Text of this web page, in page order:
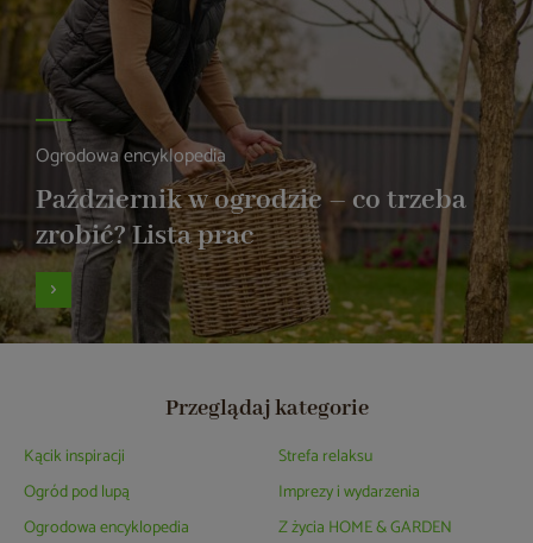
Ogrodowa encyklopedia
Październik w ogrodzie – co trzeba
zrobić? Lista prac
Przeglądaj kategorie
Kącik inspiracji
Ogród pod lupą
Ogrodowa encyklopedia
Strefa relaksu
Imprezy i wydarzenia
Z życia HOME & GARDEN